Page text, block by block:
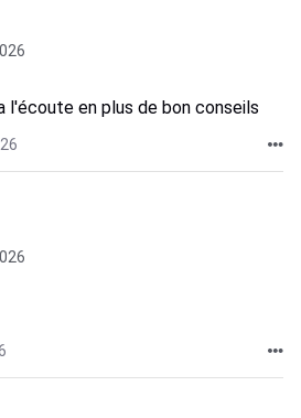
l'écoute en plus de bon conseils